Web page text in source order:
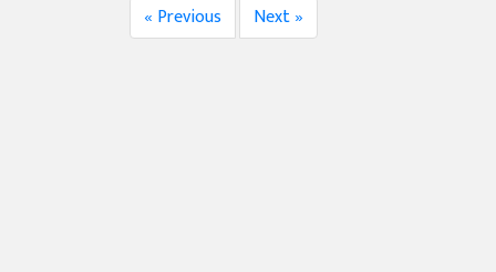
« Previous Next »